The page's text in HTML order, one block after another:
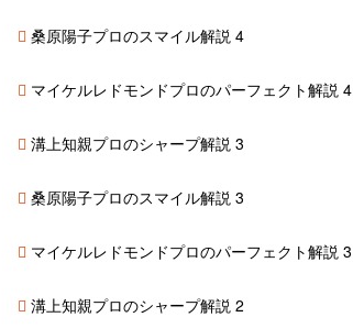
桑原陽子プロのスマイル解説 4
マイケルレドモンドプロのパーフェクト解説 4
溝上知親プロのシャープ解説 3
桑原陽子プロのスマイル解説 3
マイケルレドモンドプロのパーフェクト解説 3
溝上知親プロのシャープ解説 2